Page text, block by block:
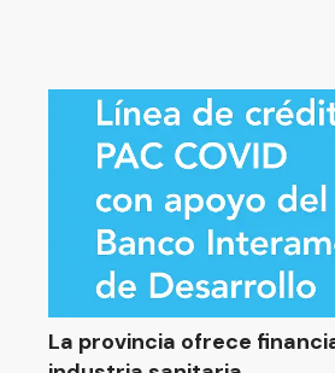
La provincia ofrece